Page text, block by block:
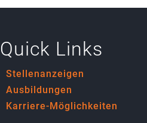
Quick Links
Stellenanzeigen
Ausbildungen
Karriere-Möglichkeiten